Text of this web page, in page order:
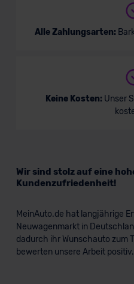
Alle Zahlungsarten:
Keine Kosten: Unser
Wir sind stolz auf eine
Kundenzufriedenheit!
MeinAuto.de hat langjährige
Neuwagenmarkt in
dadurch ihr Wunschauto zum
bewerten unsere Arbeit positiv.